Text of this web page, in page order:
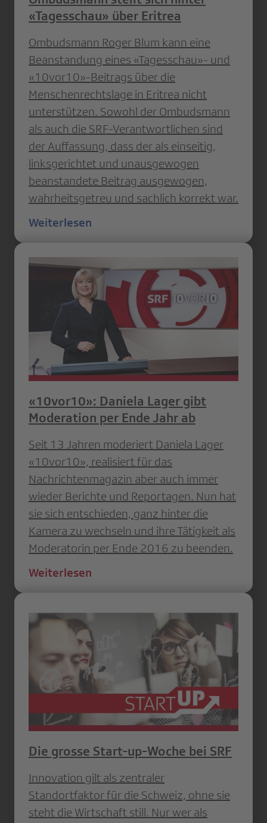
«Tagesschau» über Eritrea
Ombudsmann Roger Blum kann eine
Beanstandung eines «Tagesschau»- und
«10vor10»-Beitrags über die
Menschenrechtslage in Eritrea nicht
unterstützen. Sowohl der Ombudsmann
als auch die SRF-Verantwortlichen sind
der Auffassung, dass der als einseitig,
linksgerichtet und unausgewogen
beanstandete Beitrag ausgewogen,
wahrheitsgetreu und sachlich korrekt war.
Weiterlesen
«10vor10»: Daniela Lager gibt
Moderation per Ende Jahr ab
Seit 13 Jahren moderiert Daniela Lager
«10vor10», realisiert für das
Nachrichtenmagazin aber auch immer
wieder Berichte und Reportagen. Nun hat
sie sich entschieden, ganz hinter die
Kamera zu wechseln und ihre Tätigkeit als
Moderatorin per Ende 2016 zu beenden.
Weiterlesen
Die grosse Start-up-Woche bei SRF
Innovation gilt als zentraler
Standortfaktor für die Schweiz, ohne sie
steht die Wirtschaft still. Nur wer als